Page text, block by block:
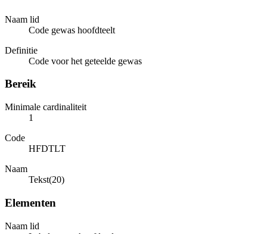
Naam lid
Code gewas hoofdteelt
Definitie
Code voor het geteelde gewas
Bereik
Minimale cardinaliteit
1
Code
HFDTLT
Naam
Tekst(20)
Elementen
Naam lid